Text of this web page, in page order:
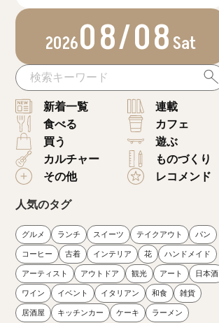
202608/08Sat
新着一覧
連載
食べる
カフェ
買う
遊ぶ
カルチャー
ものづくり
その他
レコメンド
人気のタグ
グルメ ランチ スイーツ テイクアウト パン
コーヒー 古着 インテリア 花 ハンドメイド
アーティスト アウトドア 観光 アート 日本酒
ワイン イベント イタリアン 和食 雑貨
居酒屋 キッチンカー ケーキ ラーメン